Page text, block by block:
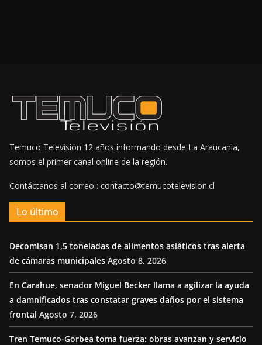
Temuco Televisión 12 años informando desde La Araucania,
somos el primer canal online de la región.
Contáctanos al correo : contacto@temucotelevision.cl
Lo último
Decomisan 1,5 toneladas de alimentos asiáticos tras alerta
de cámaras municipales Agosto 8, 2026
En Carahue, senador Miguel Becker llama a agilizar la ayuda
a damnificados tras constatar graves daños por el sistema
frontal Agosto 7, 2026
Tren Temuco-Gorbea toma fuerza: obras avanzan y servicio